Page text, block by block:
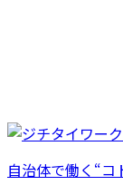
自治体で働く“コ